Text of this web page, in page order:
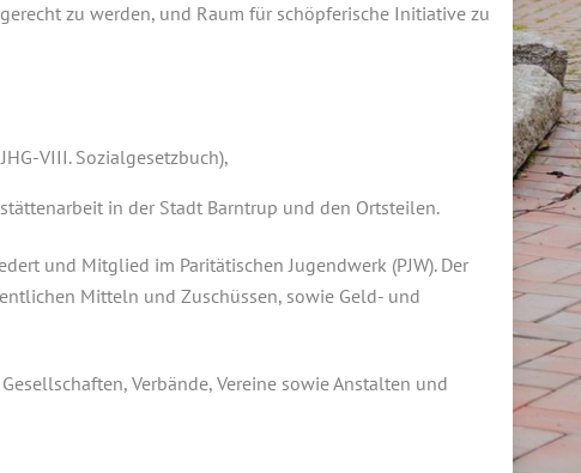
zu werden, und Raum für schöpferische Initiative zu
VIII. Sozialgesetzbuch),
in der Stadt Barntrup und den Ortsteilen.
und Mitglied im Paritätischen Jugendwerk (PJW). Der
Mitteln und Zuschüssen, sowie Geld- und
Verbände, Vereine sowie Anstalten und